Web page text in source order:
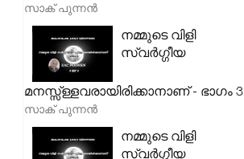
സാക് പുന്നൻ
നമ്മുടെ വിളി
സ്വർഗ്ഗീയ
മനസ്സ്ള്ളവരായിരിക്കാനാണ് - ഭാഗം 3
സാക് പുന്നൻ
നമ്മുടെ വിളി
സ്വർഗ്ഗീയ